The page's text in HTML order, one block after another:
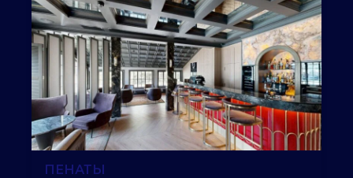
ПЕНАТЫ